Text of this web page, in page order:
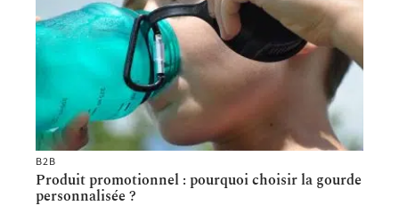
B2B
Produit promotionnel : pourquoi choisir la gourde
personnalisée ?